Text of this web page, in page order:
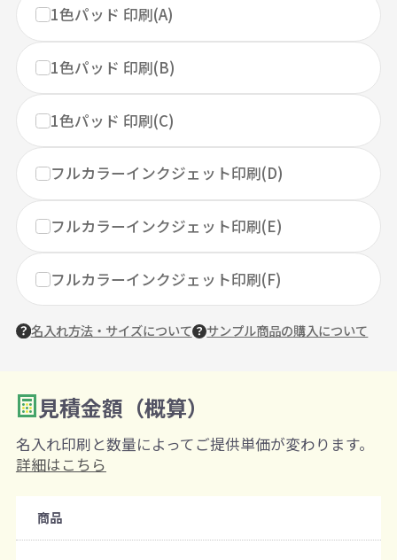
1色パッド 印刷(A)
1色パッド 印刷(B)
1色パッド 印刷(C)
フルカラーインクジェット印刷(D)
フルカラーインクジェット印刷(E)
フルカラーインクジェット印刷(F)
名入れ方法・サイズについて サンプル商品の購入について
2 数量を入力
購入条件
既製品：300個から
名入れあり：100個から
見積金額（概算）
名入れ印刷と数量によってご提供単価が変わります。
詳細はこちら
商品